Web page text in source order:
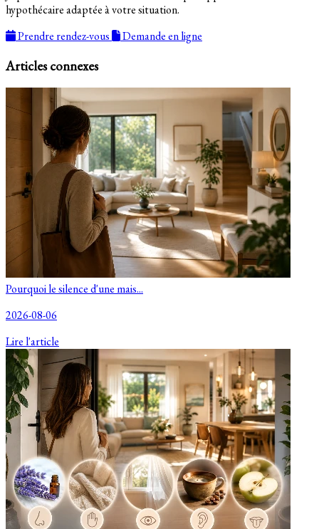
hypothécaire adaptée à votre situation.
Prendre rendez-vous
Demande en ligne
Articles connexes
Pourquoi le silence d'une mais...
2026-08-06
Lire l'article